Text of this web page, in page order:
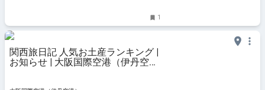
1
関西旅日記 人気お土産ランキング |
お知らせ | 大阪国際空港（伊丹空